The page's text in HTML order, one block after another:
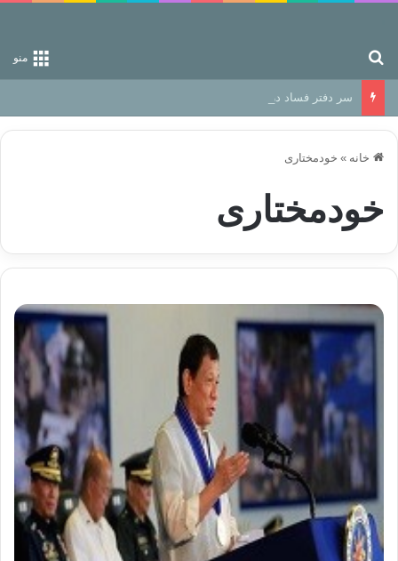
منو
سر دفتر فساد در زمین‌، دوری وکناره‌گیری از راه خداست‌!
خانه » خودمختاری
خودمختاری